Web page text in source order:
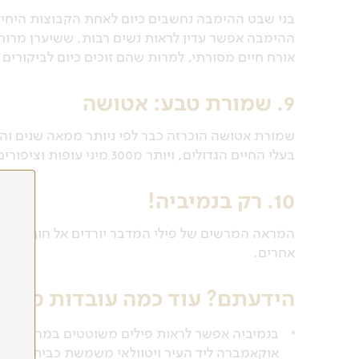
בני שבט ההימבה נחשבים כיום לאחת הקבוצות
ההימבה אפשר עדין לראות נשים רבות, ששיערן
אורח חיים מסורתי, למרות שהם זוכים כיום
9. שמורת טבע: אטושה
בעלי החיים הגדולים, ויותר מ300 מיני עופות וציפורים. משמעות השם אטושה היא "המקום הלבן הגדול".
10. רק בנמיביה!
המראה המרשים של פילי המדבר יורדים אל חוף
אחרים.
הידעתם? עוד כמה עובדות
בנמיביה אפשר לראות פילים משוטטים
אוקאמברה ליד העיר ויטוולאי משמשת כביתם